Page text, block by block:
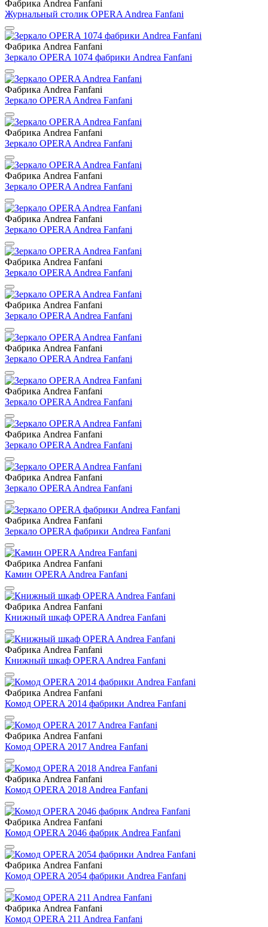
Фабрика Andrea Fanfani
Журнальный столик OPERA Andrea Fanfani
Фабрика Andrea Fanfani
Зеркало OPERA 1074 фабрики Andrea Fanfani
Фабрика Andrea Fanfani
Зеркало OPERA Andrea Fanfani
Фабрика Andrea Fanfani
Зеркало OPERA Andrea Fanfani
Фабрика Andrea Fanfani
Зеркало OPERA Andrea Fanfani
Фабрика Andrea Fanfani
Зеркало OPERA Andrea Fanfani
Фабрика Andrea Fanfani
Зеркало OPERA Andrea Fanfani
Фабрика Andrea Fanfani
Зеркало OPERA Andrea Fanfani
Фабрика Andrea Fanfani
Зеркало OPERA Andrea Fanfani
Фабрика Andrea Fanfani
Зеркало OPERA Andrea Fanfani
Фабрика Andrea Fanfani
Зеркало OPERA Andrea Fanfani
Фабрика Andrea Fanfani
Зеркало OPERA Andrea Fanfani
Фабрика Andrea Fanfani
Зеркало OPERA фабрики Andrea Fanfani
Фабрика Andrea Fanfani
Камин OPERA Andrea Fanfani
Фабрика Andrea Fanfani
Книжный шкаф OPERA Andrea Fanfani
Фабрика Andrea Fanfani
Книжный шкаф OPERA Andrea Fanfani
Фабрика Andrea Fanfani
Комод OPERA 2014 фабрики Andrea Fanfani
Фабрика Andrea Fanfani
Комод OPERA 2017 Andrea Fanfani
Фабрика Andrea Fanfani
Комод OPERA 2018 Andrea Fanfani
Фабрика Andrea Fanfani
Комод OPERA 2046 фабрик Andrea Fanfani
Фабрика Andrea Fanfani
Комод OPERA 2054 фабрики Andrea Fanfani
Фабрика Andrea Fanfani
Комод OPERA 211 Andrea Fanfani